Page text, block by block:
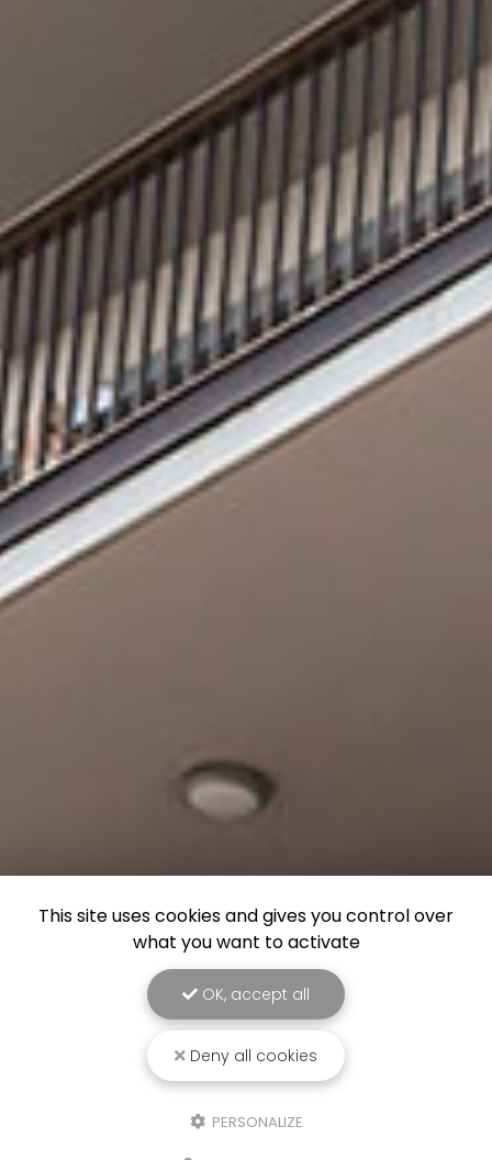
This site uses cookies and gives you control over
what you want to activate
OK, accept all
Deny all cookies
PERSONALIZE